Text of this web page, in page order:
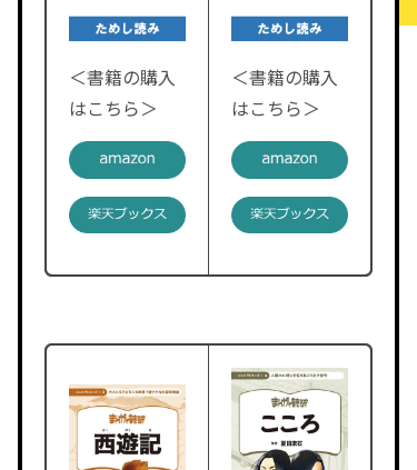
＜書籍の購入
はこちら＞
＜書籍の購入
はこちら＞